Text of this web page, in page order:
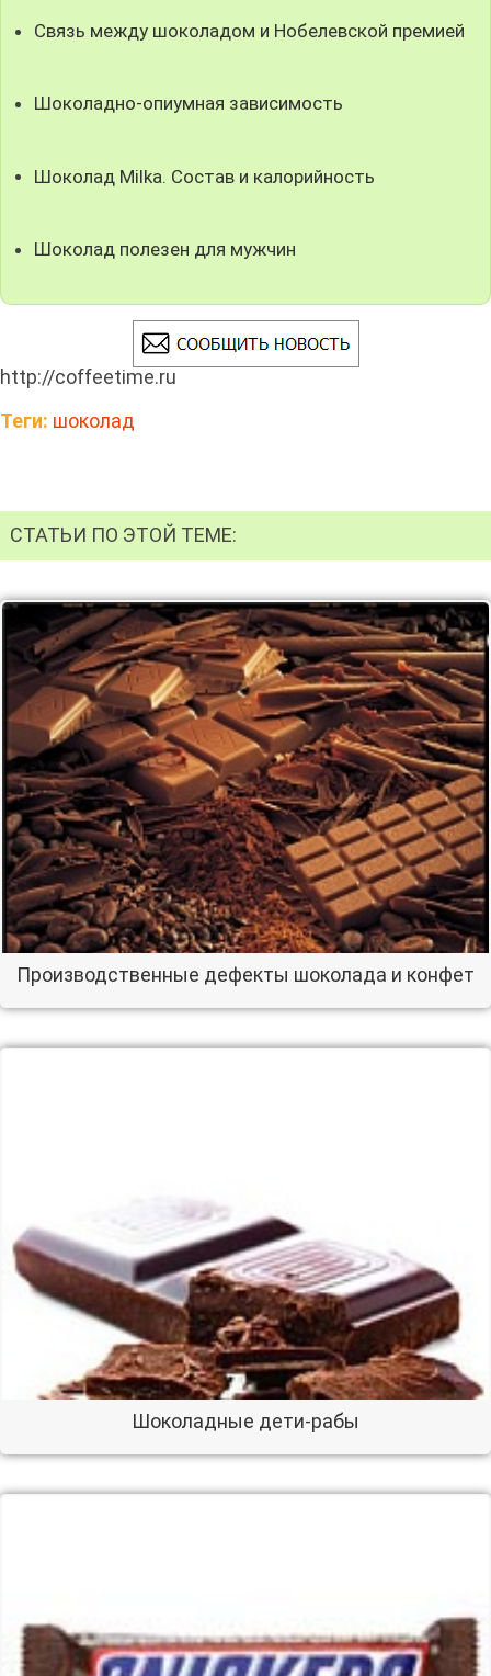
Связь между шоколадом и Нобелевской премией
Шоколадно-опиумная зависимость
Шоколад Milka. Состав и калорийность
Шоколад полезен для мужчин
http://coffeetime.ru
Теги: шоколад
СТАТЬИ ПО ЭТОЙ ТЕМЕ:
Производственные дефекты шоколада и конфет
Шоколадные дети-рабы